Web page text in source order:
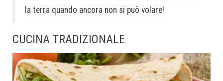
la terra quando ancora non si può volare!
CUCINA TRADIZIONALE